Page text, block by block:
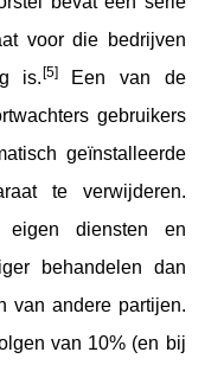
voor die bedrijven
is. [5]Een van de
gebruikers
geïnstalleerde
te verwijderen.
eigen diensten en
behandelen dan
van andere partijen.
van 10% (en bij